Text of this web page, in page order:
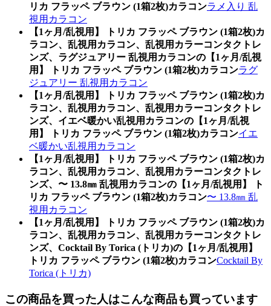
リカ フラッペ ブラウン (1箱2枚)カラコンラメ入り 乱
視用カラコン
【1ヶ月/乱視用】 トリカ フラッペ ブラウン (1箱2枚)カ
ラコン、乱視用カラコン、乱視用カラーコンタクトレ
ンズ、ラグジュアリー 乱視用カラコンの【1ヶ月/乱視
用】 トリカ フラッペ ブラウン (1箱2枚)カラコンラグ
ジュアリー 乱視用カラコン
【1ヶ月/乱視用】 トリカ フラッペ ブラウン (1箱2枚)カ
ラコン、乱視用カラコン、乱視用カラーコンタクトレ
ンズ、イエベ暖かい乱視用カラコンの【1ヶ月/乱視
用】 トリカ フラッペ ブラウン (1箱2枚)カラコンイエ
ベ暖かい乱視用カラコン
【1ヶ月/乱視用】 トリカ フラッペ ブラウン (1箱2枚)カ
ラコン、乱視用カラコン、乱視用カラーコンタクトレ
ンズ、〜 13.8㎜ 乱視用カラコンの【1ヶ月/乱視用】 ト
リカ フラッペ ブラウン (1箱2枚)カラコン〜 13.8㎜ 乱
視用カラコン
【1ヶ月/乱視用】 トリカ フラッペ ブラウン (1箱2枚)カ
ラコン、乱視用カラコン、乱視用カラーコンタクトレ
ンズ、Cocktail By Torica (トリカ)の【1ヶ月/乱視用】
トリカ フラッペ ブラウン (1箱2枚)カラコンCocktail By
Torica (トリカ)
この商品を買った人はこんな商品も買っています